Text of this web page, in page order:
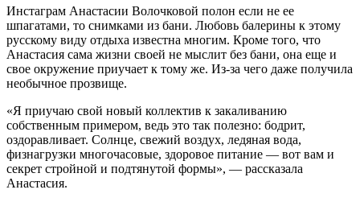
Инстаграм Анастасии Волочковой полон если не ее
шпагатами, то снимками из бани. Любовь балерины к этому
русскому виду отдыха известна многим. Кроме того, что
Анастасия сама жизни своей не мыслит без бани, она еще и
свое окружение приучает к тому же. Из-за чего даже получила
необычное прозвище.
«Я приучаю свой новый коллектив к закаливанию
собственным примером, ведь это так полезно: бодрит,
оздоравливает. Солнце, свежий воздух, ледяная вода,
физнагрузки многочасовые, здоровое питание — вот вам и
секрет стройной и подтянутой формы», — рассказала
Анастасия.